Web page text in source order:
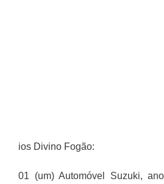
ios Divino Fogão:
01 (um) Automóvel Suzuki,